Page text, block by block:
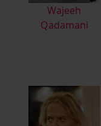
Wajeeh
Qadamani